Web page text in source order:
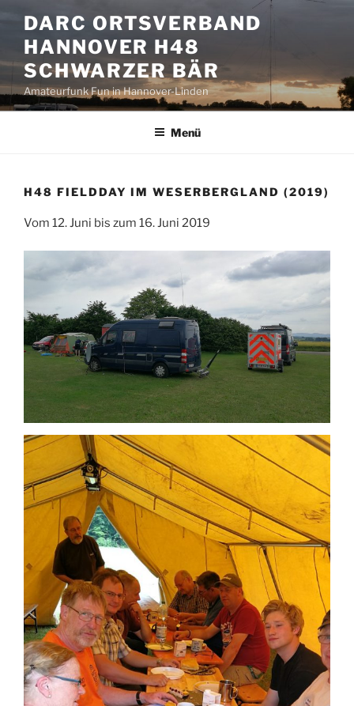
Inhalt
springen
DARC ORTSVERBAND
HANNOVER H48
SCHWARZER BÄR
Amateurfunk Fun in Hannover-Linden
Menü
H48 FIELDDAY IM WESERBERGLAND (2019)
Vom 12. Juni bis zum 16. Juni 2019